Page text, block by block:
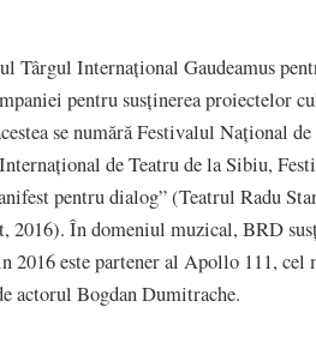
Târgul Internațional Gaudeamus
pentru susținerea proiectelor
se numără Festivalul Național
de Teatru de la Sibiu,
pentru dialog” (Teatrul Radu
2016). În domeniul muzical, BRD
2016 este partener al Apollo 111, cel
actorul Bogdan Dumitrache.